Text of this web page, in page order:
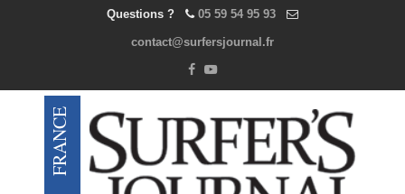
Questions ? 05 59 54 95 93
contact@surfersjournal.fr